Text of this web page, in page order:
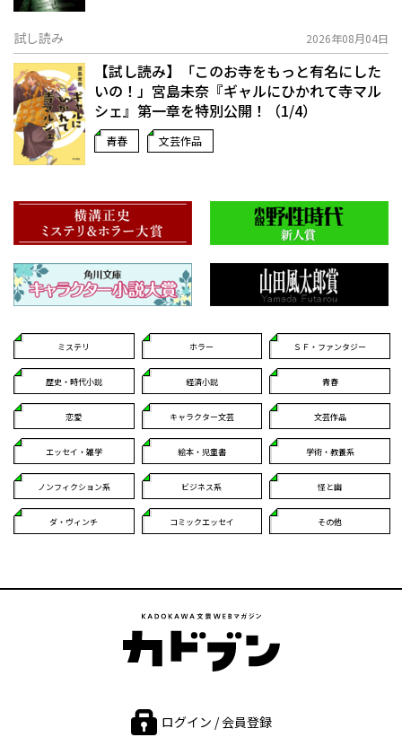
試し読み 2026年08月04日
【試し読み】「このお寺をもっと有名にした
いの！」宮島未奈『ギャルにひかれて寺マル
シェ』第一章を特別公開！（1/4）
青春 文芸作品
ミステリ ホラー ＳＦ・ファンタジー
歴史・時代小説 経済小説 青春
恋愛 キャラクター文芸 文芸作品
エッセイ・雑学 絵本・児童書 学術・教養系
ノンフィクション系 ビジネス系 怪と幽
ダ・ヴィンチ コミックエッセイ その他
ログイン / 会員登録